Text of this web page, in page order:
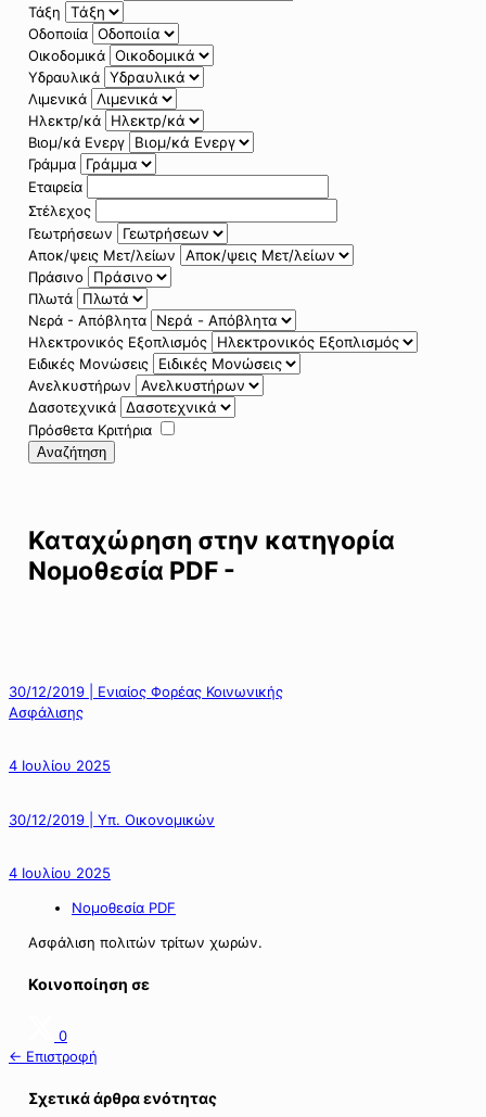
Τάξη
Οδοποιία
Οικοδομικά
Υδραυλικά
Λιμενικά
Ηλεκτρ/κά
Βιομ/κά Ενεργ
Γράμμα
Εταιρεία
Στέλεχος
Γεωτρήσεων
Αποκ/ψεις Μετ/λείων
Πράσινο
Πλωτά
Νερά - Απόβλητα
Ηλεκτρονικός Εξοπλισμός
Ειδικές Μονώσεις
Ανελκυστήρων
Δασοτεχνικά
Πρόσθετα Κριτήρια
Αναζήτηση
Καταχώρηση στην κατηγορία
Νομοθεσία PDF -
30/12/2019 | Ενιαίος Φορέας Κοινωνικής
Ασφάλισης
4 Ιουλίου 2025
30/12/2019 | Υπ. Οικονομικών
4 Ιουλίου 2025
Νομοθεσία PDF
Ασφάλιση πολιτών τρίτων χωρών.
Κοινοποίηση σε
0
← Επιστροφή
Σχετικά άρθρα ενότητας